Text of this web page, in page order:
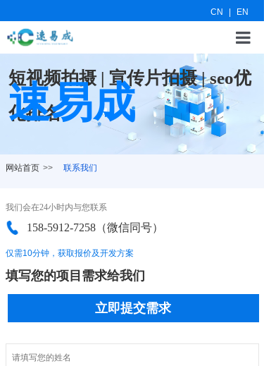
网
关
联
CN EN
短视频拍摄 | 宣传片拍摄 | seo优
化排名
速易成
网站首页 >> 联系我们
立即提交需求
仅需10分钟，获取报价及开发方案
填写您的项目需求给我们
我们会在24小时内与您联系
158-5912-7258（微信同号）